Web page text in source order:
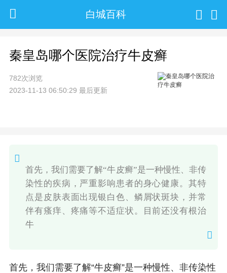
白城百科
秦皇岛哪个医院治疗牛皮癣
782次浏览
2023-11-13 06:50:29 最后更新
首先，我们需要了解“牛皮癣”是一种慢性、非传
染性的疾病，严重影响患者的身心健康。其特
点是皮肤表面出现银白色、鳞屑状斑块，并常
伴有瘙痒、疼痛等不适症状。目前还没有根治
牛
首先，我们需要了解“牛皮癣”是一种慢性、非传染性